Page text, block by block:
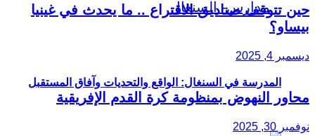
المدرسة في السنغال: الواقع والتحديات وآفاق المستقبل
حين تتوقف صناديق الاقتراع .. ما يحدث في غينيا
بيساو؟
ديسمبر 4, 2025
محاور النهوض بمنظومة كرة القدم الإفريقية
نوفمبر 30, 2025